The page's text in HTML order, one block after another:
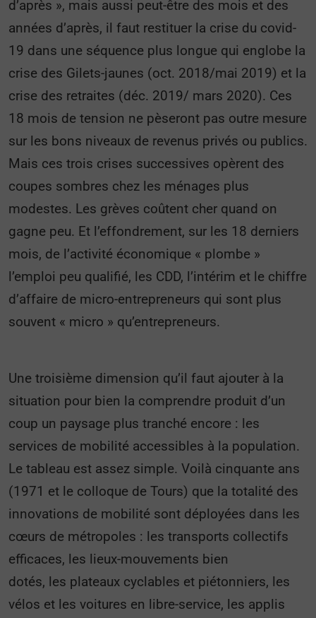
d’après », mais aussi peut-être des mois et des
années d’après, il faut restituer la crise du covid-
19 dans une séquence plus longue qui englobe la
crise des Gilets-jaunes (oct. 2018/mai 2019) et la
crise des retraites (déc. 2019/ mars 2020). Ces
18 mois de tension ne pèseront pas outre mesure
sur les bons niveaux de revenus privés ou publics.
Mais ces trois crises successives opèrent des
coupes sombres chez les ménages plus
modestes. Les grèves coûtent cher quand on
gagne peu. Et l’effondrement, sur les 18 derniers
mois, de l’activité économique « plombe »
l’emploi peu qualifié, les CDD, l’intérim et le chiffre
d’affaire de micro-entrepreneurs qui sont plus
souvent « micro » qu’entrepreneurs.
Une troisième dimension qu’il faut ajouter à la
situation pour bien la comprendre produit d’un
coup un paysage plus tranché encore : les
services de mobilité accessibles à la population.
Le tableau est assez simple. Voilà cinquante ans
(1971 et le colloque de Tours) que la totalité des
innovations de mobilité sont déployées dans les
cœurs de métropoles : les transports collectifs
efficaces, les lieux-mouvements bien
dotés, les plateaux cyclables et piétonniers, les
vélos et les voitures en libre-service, les applis